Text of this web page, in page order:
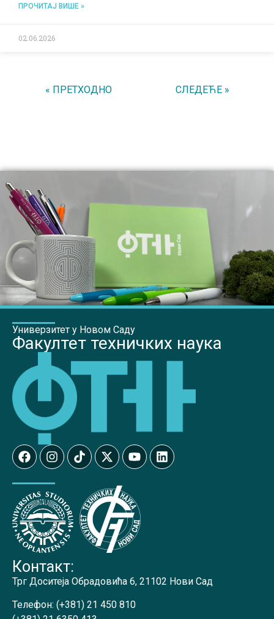
ПРОЧИТАЈ ВИШЕ »
02.06.2026
« ПРЕТХОДНО СЛЕДЕЋЕ »
Универзитет у Новом Саду
Факултет техничких наука
Контакт:
Трг Доситеја Обрадовића 6, 21102 Нови Сад
Телефон: (+381) 21 450 810